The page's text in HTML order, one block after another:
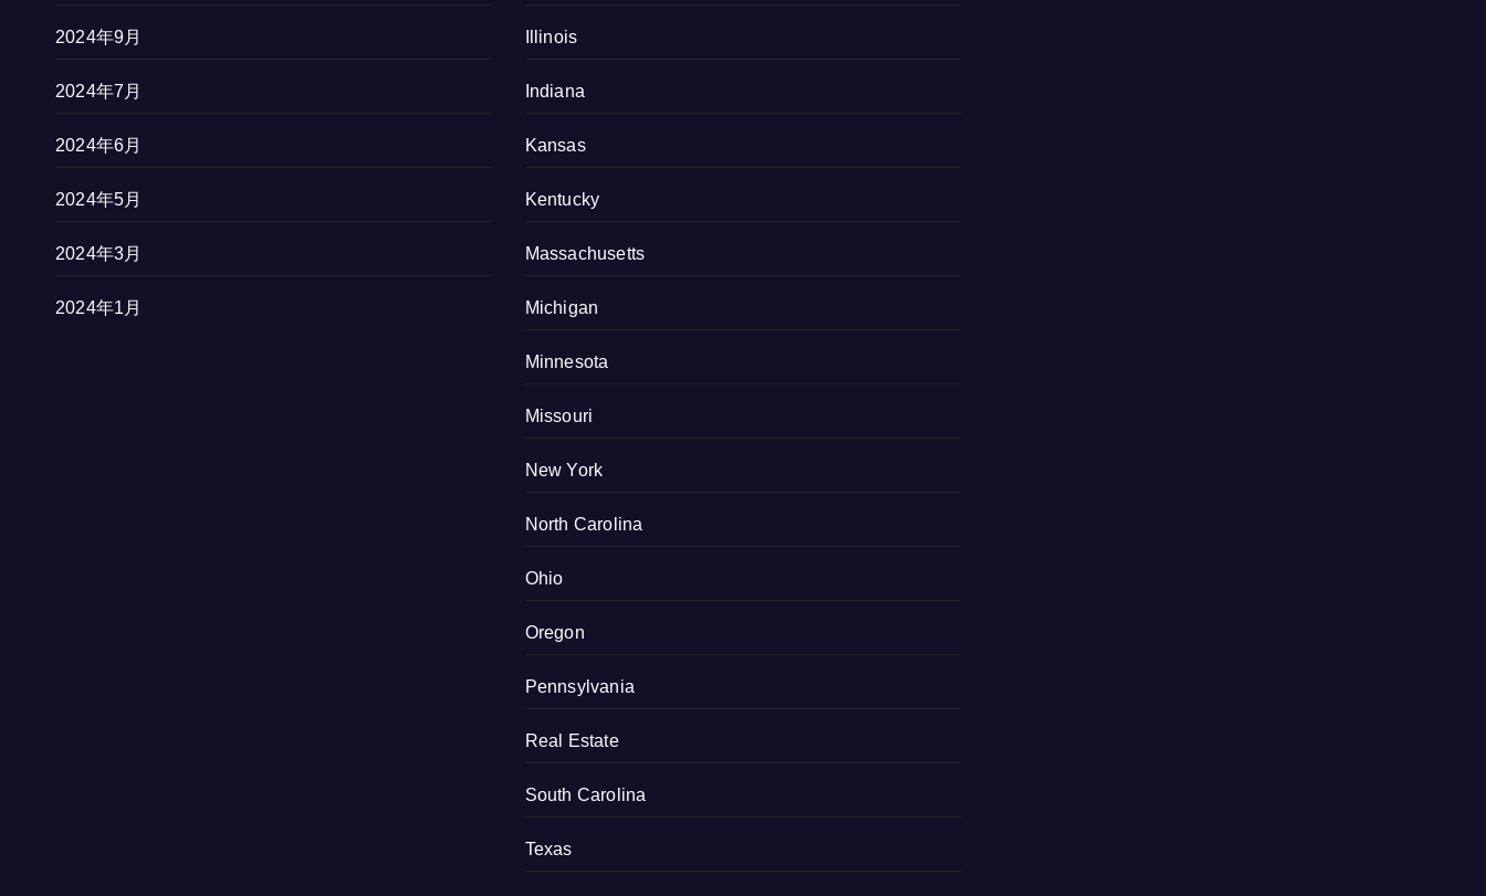
2024年9月
2024年7月
2024年6月
2024年5月
2024年3月
2024年1月
Illinois
Indiana
Kansas
Kentucky
Massachusetts
Michigan
Minnesota
Missouri
New York
North Carolina
Ohio
Oregon
Pennsylvania
Real Estate
South Carolina
Texas